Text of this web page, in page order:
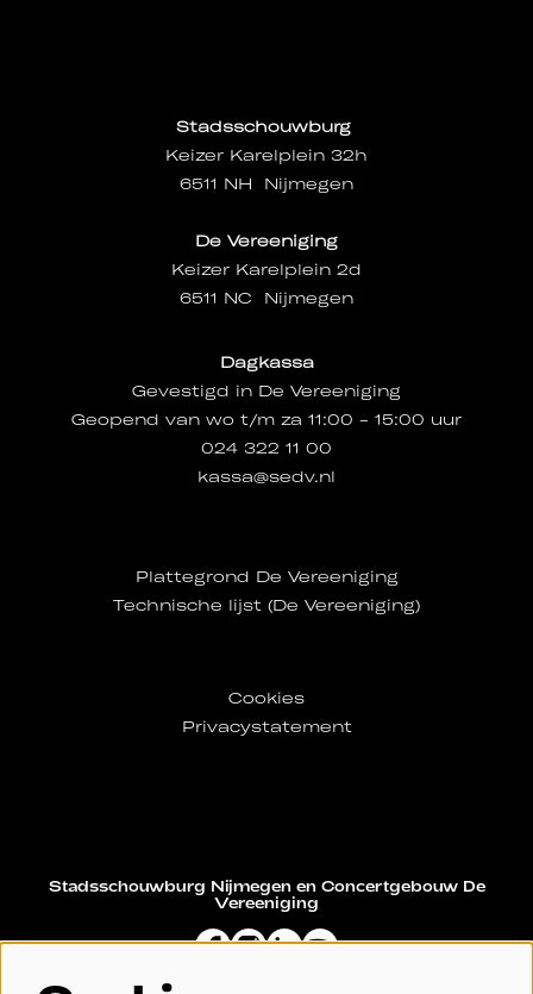
Stadsschouwburg
Keizer Karelplein 32h
6511 NH Nijmegen
De Vereeniging
Keizer Karelplein 2d
6511 NC Nijmegen
Dagkassa
Gevestigd in De Vereeniging
Geopend van wo t/m za 11:00 - 15:00 uur
024 322 11 00
kassa@sedv.nl
Plattegrond De Vereeniging
Technische lijst (De Vereeniging)
Cookies
Privacystatement
Stadsschouwburg Nijmegen en Concertgebouw De
Vereeniging